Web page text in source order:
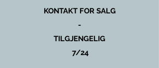
KONTAKT FOR SALG
-
TILGJENGELIG
7/24